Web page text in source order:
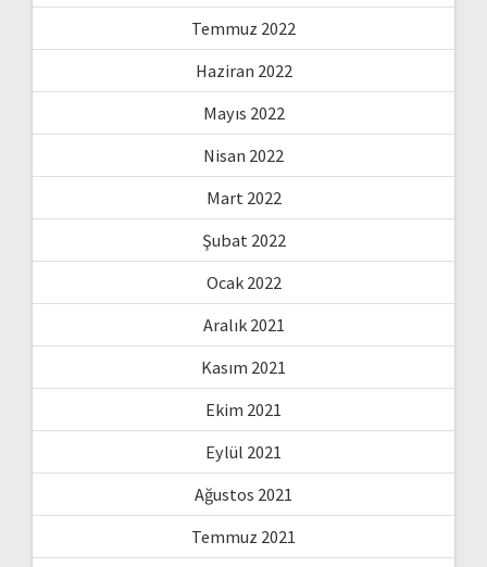
Temmuz 2022
Haziran 2022
Mayıs 2022
Nisan 2022
Mart 2022
Şubat 2022
Ocak 2022
Aralık 2021
Kasım 2021
Ekim 2021
Eylül 2021
Ağustos 2021
Temmuz 2021